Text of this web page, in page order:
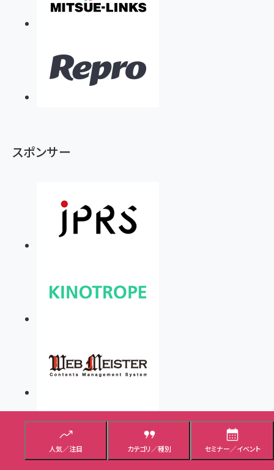
人気／注目 カテゴリ／種別 セミナー／イベント
スポンサー